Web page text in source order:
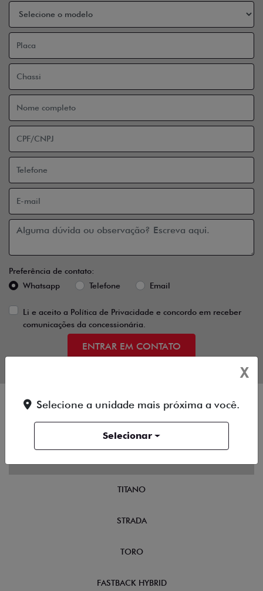
Preferência de contato:
Whatsapp
Telefone Email
Li e aceito a Política de Privacidade e concordo em receber
comunicações da concessionária.
ENTRAR EM CONTATO
OFERTAS
TITANO
STRADA
TORO
FASTBACK HYBRID
X
Selecione a unidade mais próxima a você.
Selecionar